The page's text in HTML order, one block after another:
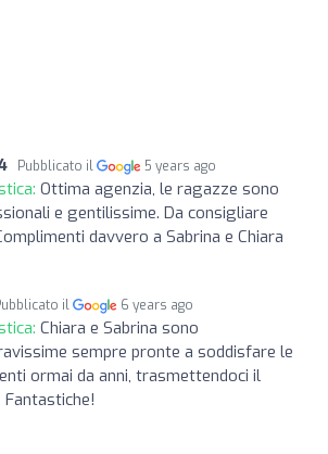
Pubblicato il 5 years ago
Ottima agenzia, le ragazze sono
e gentilissime. Da consigliare
davvero a Sabrina e Chiara
il 6 years ago
Chiara e Sabrina sono
sempre pronte a soddisfare le
ormai da anni, trasmettendoci il